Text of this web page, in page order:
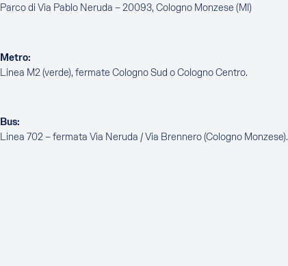
Parco di Via Pablo Neruda – 20093, Cologno Monzese (MI)
Metro:
Linea M2 (verde), fermate Cologno Sud o Cologno Centro.
Bus:
Linea 702 – fermata Via Neruda / Via Brennero (Cologno Monzese).